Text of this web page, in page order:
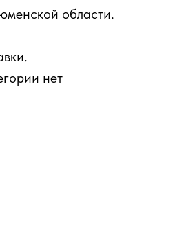
области.
нет